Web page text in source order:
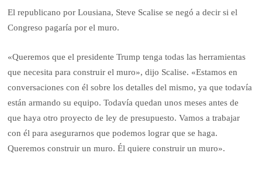
El republicano por Lousiana, Steve Scalise se negó a decir si el
Congreso pagaría por el muro.
«Queremos que el presidente Trump tenga todas las herramientas
que necesita para construir el muro», dijo Scalise. «Estamos en
conversaciones con él sobre los detalles del mismo, ya que todavía
están armando su equipo. Todavía quedan unos meses antes de
que haya otro proyecto de ley de presupuesto. Vamos a trabajar
con él para asegurarnos que podemos lograr que se haga.
Queremos construir un muro. Él quiere construir un muro».